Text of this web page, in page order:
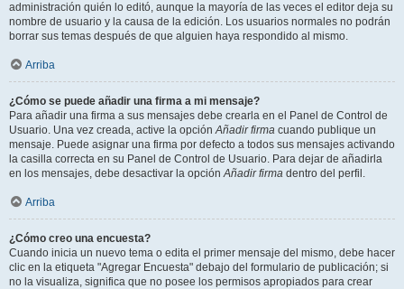
administración quién lo editó, aunque la mayoría de las veces el editor deja su
nombre de usuario y la causa de la edición. Los usuarios normales no podrán
borrar sus temas después de que alguien haya respondido al mismo.
Arriba
¿Cómo se puede añadir una firma a mi mensaje?
Para añadir una firma a sus mensajes debe crearla en el Panel de Control de
Usuario. Una vez creada, active la opciónAñadir firma cuando publique un
mensaje. Puede asignar una firma por defecto a todos sus mensajes activando
la casilla correcta en su Panel de Control de Usuario. Para dejar de añadirla
en los mensajes, debe desactivar la opciónAñadir firma dentro del perfil.
Arriba
¿Cómo creo una encuesta?
Cuando inicia un nuevo tema o edita el primer mensaje del mismo, debe hacer
clic en la etiqueta "Agregar Encuesta" debajo del formulario de publicación; si
no la visualiza, significa que no posee los permisos apropiados para crear